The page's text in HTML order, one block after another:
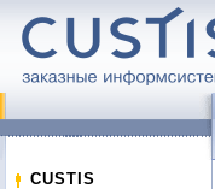
CUSTIS